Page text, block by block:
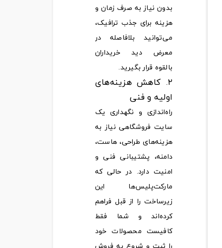
بدون نیاز به صرف زمان و
هزینه برای جذب ترافیک،
می‌توانید بلافاصله در
معرض دید خریداران
بالقوه قرار بگیرید.
۲. کاهش هزینه‌های
اولیه و فنی
راه‌اندازی و نگهداری یک
سایت فروشگاهی نیاز به
هزینه‌های طراحی، هاست،
دامنه، پشتیبانی فنی و
امنیت دارد. در حالی که
مارکت‌پلیس‌ها این
زیرساخت را از قبل فراهم
کرده‌اند و شما فقط
کافیست محصولات خود